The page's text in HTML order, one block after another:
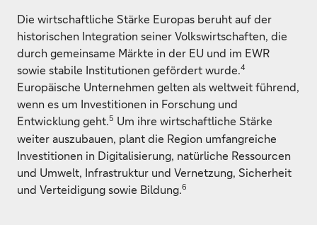
Die wirtschaftliche Stärke Europas beruht auf der
historischen Integration seiner Volkswirtschaften, die
durch gemeinsame Märkte in der EU und im EWR
sowie stabile Institutionen gefördert wurde.4
Europäische Unternehmen gelten als weltweit führend,
wenn es um Investitionen in Forschung und
Entwicklung geht.5 Um ihre wirtschaftliche Stärke
weiter auszubauen, plant die Region umfangreiche
Investitionen in Digitalisierung, natürliche Ressourcen
und Umwelt, Infrastruktur und Vernetzung, Sicherheit
und Verteidigung sowie Bildung.6